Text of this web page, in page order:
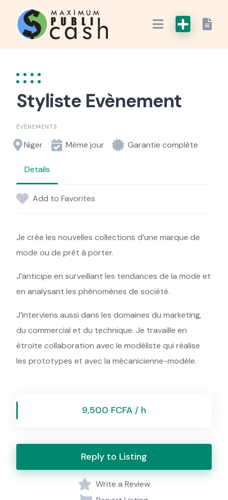
Styliste Evènement
ÉVÉNEMENTS
Niger Même jour Garantie complète
Details
Add to Favorites
Je crée les nouvelles collections d’une marque de
mode ou de prêt à porter.
J’anticipe en surveillant les tendances de la mode et
en analysant les phénomènes de société.
J’interviens aussi dans les domaines du marketing,
du commercial et du technique. Je travaille en
étroite collaboration avec le modéliste qui réalise
les prototypes et avec la mécanicienne-modèle.
9,500 FCFA / h
Reply to Listing
Write a Review